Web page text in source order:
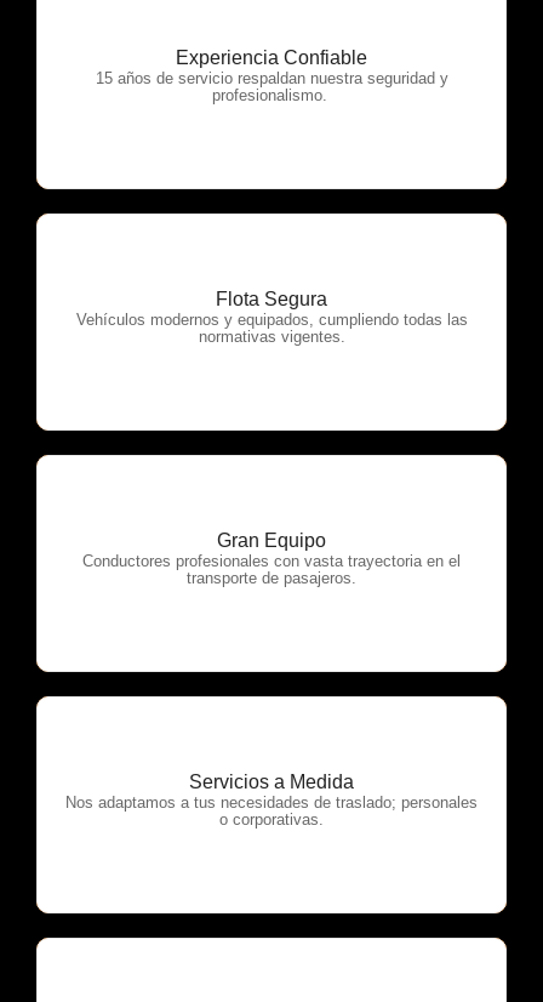
Experiencia Confiable
15 años de servicio respaldan nuestra seguridad y
profesionalismo.
OTP Servicios
Flota Segura
Vehículos modernos y equipados, cumpliendo todas las
normativas vigentes.
OTP Servicios
Gran Equipo
Conductores profesionales con vasta trayectoria en el
transporte de pasajeros.
OTP Servicios
Servicios a Medida
Nos adaptamos a tus necesidades de traslado; personales
o corporativas.
OTP Servicios